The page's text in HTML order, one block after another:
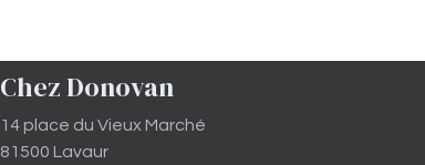
Chez Donovan
14 place du Vieux Marché
81500 Lavaur